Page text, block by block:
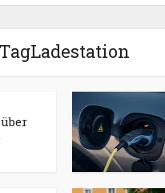
TagLadestation